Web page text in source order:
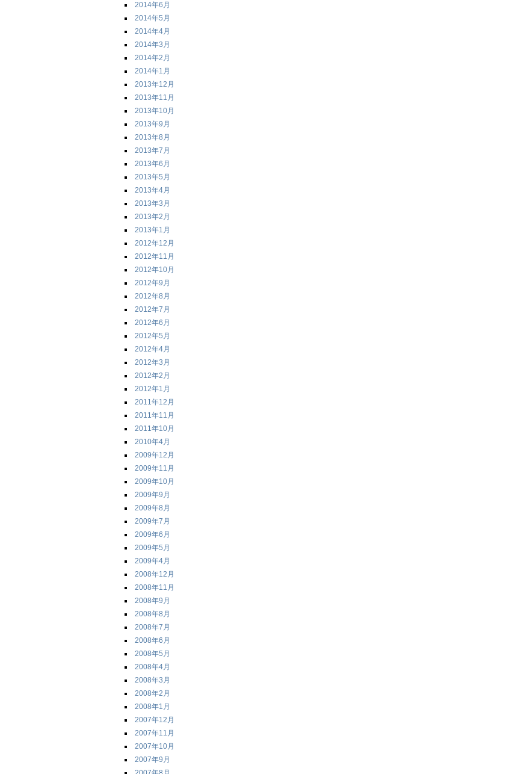
2014年6月
2014年5月
2014年4月
2014年3月
2014年2月
2014年1月
2013年12月
2013年11月
2013年10月
2013年9月
2013年8月
2013年7月
2013年6月
2013年5月
2013年4月
2013年3月
2013年2月
2013年1月
2012年12月
2012年11月
2012年10月
2012年9月
2012年8月
2012年7月
2012年6月
2012年5月
2012年4月
2012年3月
2012年2月
2012年1月
2011年12月
2011年11月
2011年10月
2010年4月
2009年12月
2009年11月
2009年10月
2009年9月
2009年8月
2009年7月
2009年6月
2009年5月
2009年4月
2008年12月
2008年11月
2008年9月
2008年8月
2008年7月
2008年6月
2008年5月
2008年4月
2008年3月
2008年2月
2008年1月
2007年12月
2007年11月
2007年10月
2007年9月